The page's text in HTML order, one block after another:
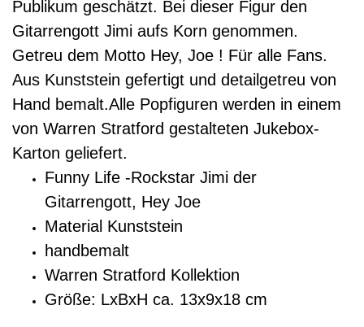
Publikum geschätzt. Bei dieser Figur den
Gitarrengott Jimi aufs Korn genommen.
Getreu dem Motto Hey, Joe ! Für alle Fans.
Aus Kunststein gefertigt und detailgetreu von
Hand bemalt.Alle Popfiguren werden in einem
von Warren Stratford gestalteten Jukebox-
Karton geliefert.
Funny Life -Rockstar Jimi der
Gitarrengott, Hey Joe
Material Kunststein
handbemalt
Warren Stratford Kollektion
Größe: LxBxH ca. 13x9x18 cm